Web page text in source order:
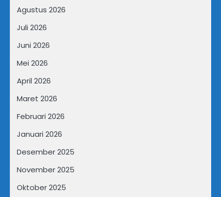
Agustus 2026
Juli 2026
Juni 2026
Mei 2026
April 2026
Maret 2026
Februari 2026
Januari 2026
Desember 2025
November 2025
Oktober 2025